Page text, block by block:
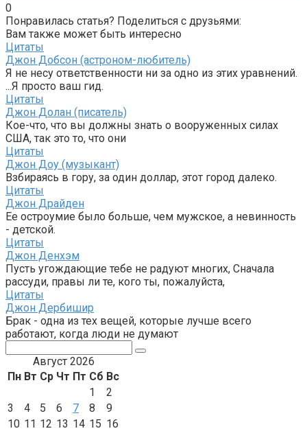
0
Понравилась статья? Поделиться с друзьями:
Вам также может быть интересно
Цитаты
Джон Добсон (астроном-любитель)
Я не несу ответственности ни за одно из этих уравнений.
...Я просто ваш гид.
Цитаты
Джон Долан (писатель)
Кое-что, что вы должны знать о вооруженных силах
США, так это то, что они
Цитаты
Джон Доу (музыкант)
Взбираясь в гору, за один доллар, этот город далеко.
Цитаты
Джон Драйден
Ее остроумие было больше, чем мужское, а невинность
- детской.
Цитаты
Джон Денхэм
Пусть угождающие тебе не радуют многих, Сначала
рассуди, правы ли те, кого ты, пожалуйста,
Цитаты
Джон Дербишир
Брак - одна из тех вещей, которые лучше всего
работают, когда люди не думают
Август 2026
Пн Вт Ср Чт Пт Сб Вс
1
2
3
4 5 6 7 8
9
10 11 12 13 14 15 16